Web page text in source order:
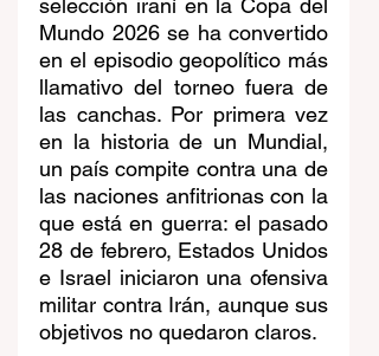
selección iraní en la Copa del
Mundo 2026 se ha convertido
en el episodio geopolítico más
llamativo del torneo fuera de
las canchas. Por primera vez
en la historia de un Mundial,
un país compite contra una de
las naciones anfitrionas con la
que está en guerra: el pasado
28 de febrero, Estados Unidos
e Israel iniciaron una ofensiva
militar contra Irán, aunque sus
objetivos no quedaron claros.